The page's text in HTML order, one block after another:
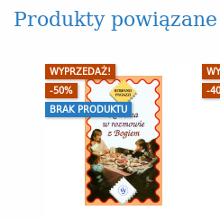
Produkty powiązane
WYPRZEDAŻ!
-50%
BRAK PRODUKTU
-